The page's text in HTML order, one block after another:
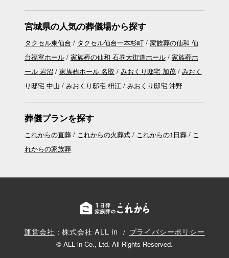
宮城県の人気の葬儀場から探す
タクセル東仙台 タクセル仙台一本杉町
家族葬の仙和 仙
台福室ホール
家族葬の仙和 石巻大街道ホール
家族葬ホ
ール 岩沼
家族葬ホール 名取 みおくり邸宅 加茂
みおく
り邸宅 中山
みおくり邸宅 枡江 みおくり邸宅 沖野
葬儀プランを探す
これからの直葬 これからの火葬式 これからの1日葬
こ
れからの家族葬
運営会社 ：株式会社 ALL in プライバシーポリシー
© ALL in Co., Ltd. All Rights Reserved.